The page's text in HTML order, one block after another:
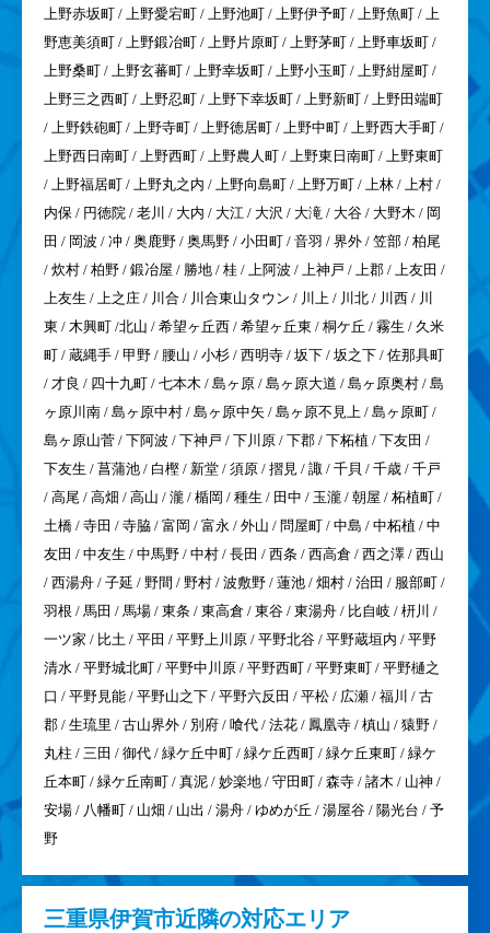
上野赤坂町 / 上野愛宕町 / 上野池町 / 上野伊予町 / 上野魚町 / 上
野恵美須町 / 上野鍛冶町 / 上野片原町 / 上野茅町 / 上野車坂町 /
上野桑町 / 上野玄蕃町 / 上野幸坂町 / 上野小玉町 / 上野紺屋町 /
上野三之西町 / 上野忍町 / 上野下幸坂町 / 上野新町 / 上野田端町
/ 上野鉄砲町 / 上野寺町 / 上野徳居町 / 上野中町 / 上野西大手町 /
上野西日南町 / 上野西町 / 上野農人町 / 上野東日南町 / 上野東町
/ 上野福居町 / 上野丸之内 / 上野向島町 / 上野万町 / 上林 / 上村 /
内保 / 円徳院 / 老川 / 大内 / 大江 / 大沢 / 大滝 / 大谷 / 大野木 / 岡
田 / 岡波 / 冲 / 奥鹿野 / 奥馬野 / 小田町 / 音羽 / 界外 / 笠部 / 柏尾
/ 炊村 / 柏野 / 鍛冶屋 / 勝地 / 桂 / 上阿波 / 上神戸 / 上郡 / 上友田 /
上友生 / 上之庄 / 川合 / 川合東山タウン / 川上 / 川北 / 川西 / 川
東 / 木興町 /北山 / 希望ヶ丘西 / 希望ヶ丘東 / 桐ケ丘 / 霧生 / 久米
町 / 蔵縄手 / 甲野 / 腰山 / 小杉 / 西明寺 / 坂下 / 坂之下 / 佐那具町
/ 才良 / 四十九町 / 七本木 / 島ヶ原 / 島ヶ原大道 / 島ヶ原奥村 / 島
ヶ原川南 / 島ヶ原中村 / 島ヶ原中矢 / 島ヶ原不見上 / 島ヶ原町 /
島ヶ原山菅 / 下阿波 / 下神戸 / 下川原 / 下郡 / 下柘植 / 下友田 /
下友生 / 菖蒲池 / 白樫 / 新堂 / 須原 / 摺見 / 諏 / 千貝 / 千歳 / 千戸
/ 高尾 / 高畑 / 高山 / 瀧 / 楯岡 / 種生 / 田中 / 玉瀧 / 朝屋 / 柘植町 /
土橋 / 寺田 / 寺脇 / 富岡 / 富永 / 外山 / 問屋町 / 中島 / 中柘植 / 中
友田 / 中友生 / 中馬野 / 中村 / 長田 / 西条 / 西高倉 / 西之澤 / 西山
/ 西湯舟 / 子延 / 野間 / 野村 / 波敷野 / 蓮池 / 畑村 / 治田 / 服部町 /
羽根 / 馬田 / 馬場 / 東条 / 東高倉 / 東谷 / 東湯舟 / 比自岐 / 枅川 /
一ツ家 / 比土 / 平田 / 平野上川原 / 平野北谷 / 平野蔵垣内 / 平野
清水 / 平野城北町 / 平野中川原 / 平野西町 / 平野東町 / 平野樋之
口 / 平野見能 / 平野山之下 / 平野六反田 / 平松 / 広瀬 / 福川 / 古
郡 / 生琉里 / 古山界外 / 別府 / 喰代 / 法花 / 鳳凰寺 / 槙山 / 猿野 /
丸柱 / 三田 / 御代 / 緑ケ丘中町 / 緑ケ丘西町 / 緑ケ丘東町 / 緑ケ
丘本町 / 緑ケ丘南町 / 真泥 / 妙楽地 / 守田町 / 森寺 / 諸木 / 山神 /
安場 / 八幡町 / 山畑 / 山出 / 湯舟 / ゆめが丘 / 湯屋谷 / 陽光台 / 予
野
三重県伊賀市近隣の対応エリア